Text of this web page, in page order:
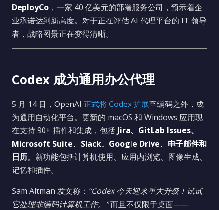
DeployCo ，一家 40 亿美元的部署服务公司，预示着企
业承诺达到新高度。对于正在评估 AI 代理平台的 IT 领导
者，战略图景正在变得清晰。
Codex 成为通用办公代理
5 月 14 日，OpenAI 正式将 Codex 扩展至编码之外，成
为通用自动化平台。更新的 macOS 和 Windows 应用现
在支持 90+ 插件和集成，包括 Jira、GitLab Issues、
Microsoft Suite、Slack、Google Drive、电子邮件和
日历。新功能包括计算机使用、应用内浏览、图像生成、
记忆和插件。
Sam Altman 发文称： “Codex 今天迎来重大升级！试试
它处理非编码计算机工作。”而且不仅限于桌面——